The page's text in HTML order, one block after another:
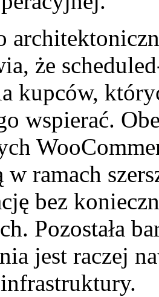
że
kupców,
wspierać.
w ramach
bez
Pozostała
jest raczej